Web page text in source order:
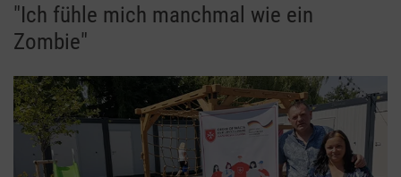
"Ich fühle mich manchmal wie ein
Zombie"